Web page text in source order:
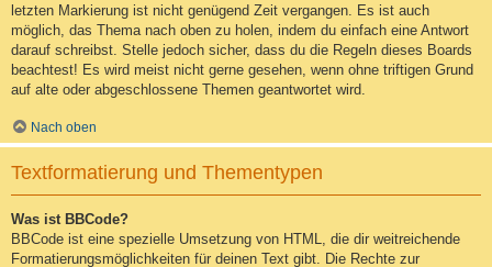
letzten Markierung ist nicht genügend Zeit vergangen. Es ist auch
möglich, das Thema nach oben zu holen, indem du einfach eine Antwort
darauf schreibst. Stelle jedoch sicher, dass du die Regeln dieses Boards
beachtest! Es wird meist nicht gerne gesehen, wenn ohne triftigen Grund
auf alte oder abgeschlossene Themen geantwortet wird.
Nach oben
Textformatierung und Thementypen
Was ist BBCode?
BBCode ist eine spezielle Umsetzung von HTML, die dir weitreichende
Formatierungsmöglichkeiten für deinen Text gibt. Die Rechte zur